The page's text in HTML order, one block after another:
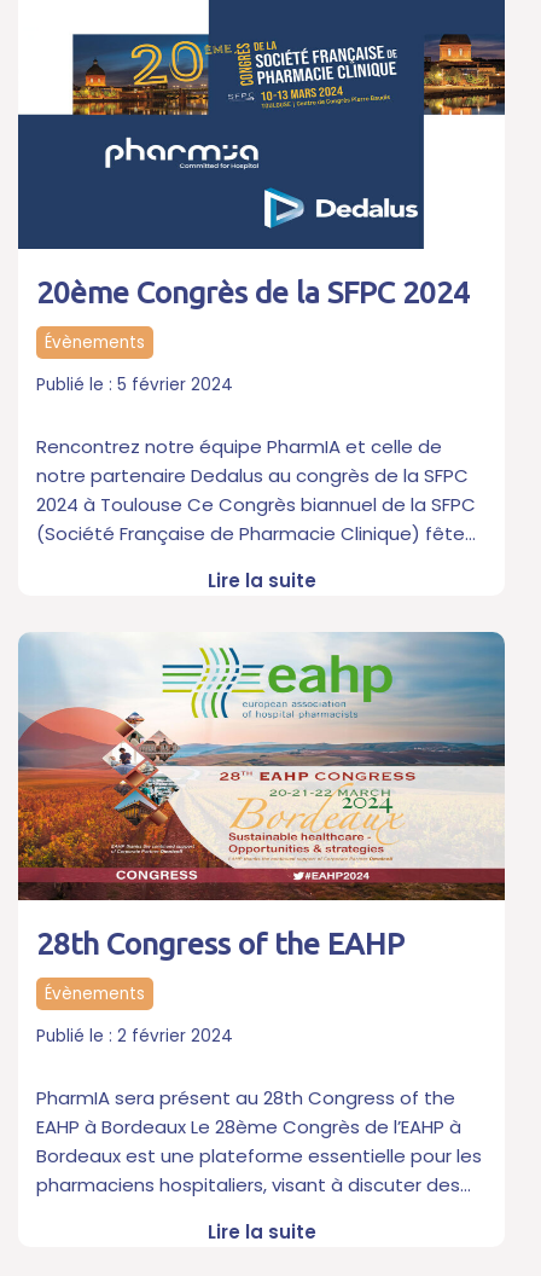
20ème Congrès de la SFPC 2024
Évènements
5 février 2024
Rencontrez notre équipe PharmIA et celle de
notre partenaire Dedalus au congrès de la SFPC
2024 à Toulouse Ce Congrès biannuel de la SFPC
(Société Française de Pharmacie Clinique) fête…
Lire la suite
28th Congress of the EAHP
Évènements
2 février 2024
PharmIA sera présent au 28th Congress of the
EAHP à Bordeaux Le 28ème Congrès de l’EAHP à
Bordeaux est une plateforme essentielle pour les
pharmaciens hospitaliers, visant à discuter des…
Lire la suite